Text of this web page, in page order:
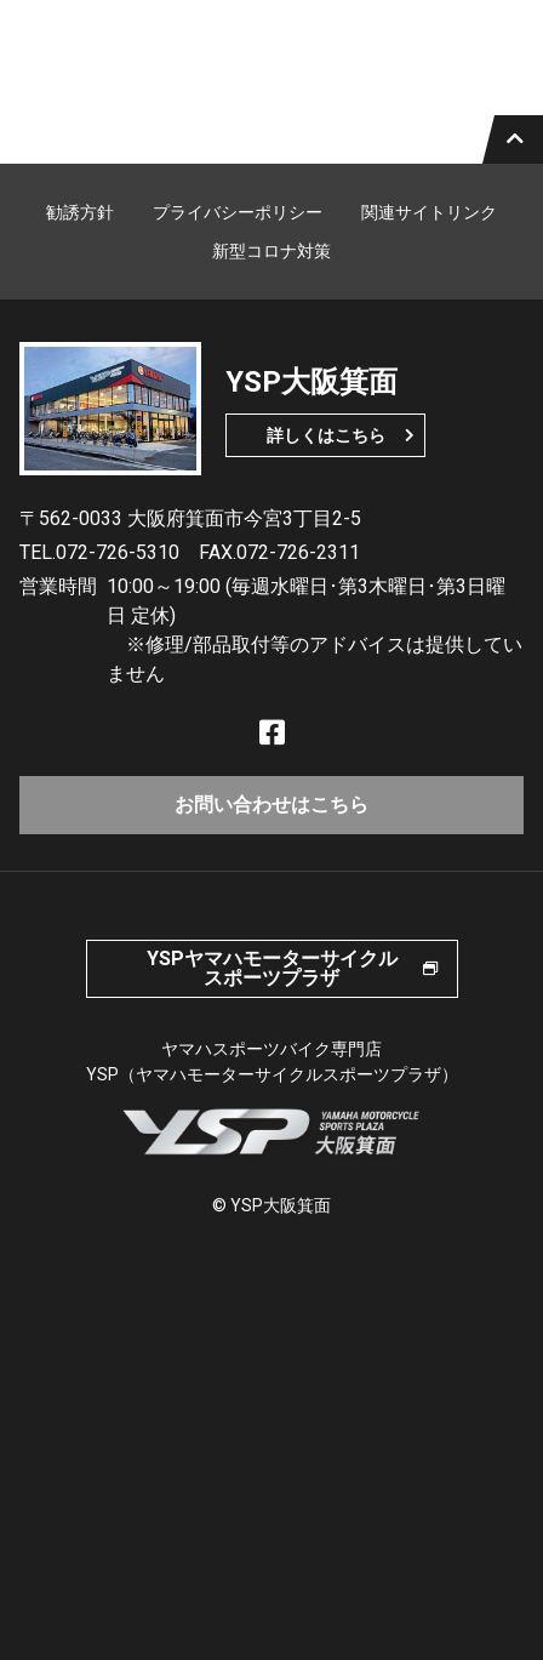
勧誘方針 プライバシーポリシー
関連サイトリンク
新型コロナ対策
YSP大阪箕面
詳しくはこちら
〒562-0033 大阪府箕面市今宮3丁目2-5
TEL.072-726-5310
FAX.072-726-2311
営業時間 10:00～19:00 (毎週水曜日･第3木曜日･第3日曜
日 定休)
※修理/部品取付等のアドバイスは提供してい
ません
お問い合わせはこちら
YSPヤマハモーターサイクル
スポーツプラザ
ヤマハスポーツバイク専門店
YSP（ヤマハモーターサイクルスポーツプラザ）
© YSP大阪箕面